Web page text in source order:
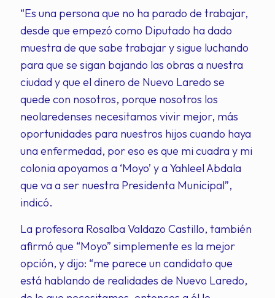
“Es una persona que no ha parado de trabajar,
desde que empezó como Diputado ha dado
muestra de que sabe trabajar y sigue luchando
para que se sigan bajando las obras a nuestra
ciudad y que el dinero de Nuevo Laredo se
quede con nosotros, porque nosotros los
neolaredenses necesitamos vivir mejor, más
oportunidades para nuestros hijos cuando haya
una enfermedad, por eso es que mi cuadra y mi
colonia apoyamos a ‘Moyo’ y a Yahleel Abdala
que va a ser nuestra Presidenta Municipal”,
indicó.
La profesora Rosalba Valdazo Castillo, también
afirmó que “Moyo” simplemente es la mejor
opción, y dijo: “me parece un candidato que
está hablando de realidades de Nuevo Laredo,